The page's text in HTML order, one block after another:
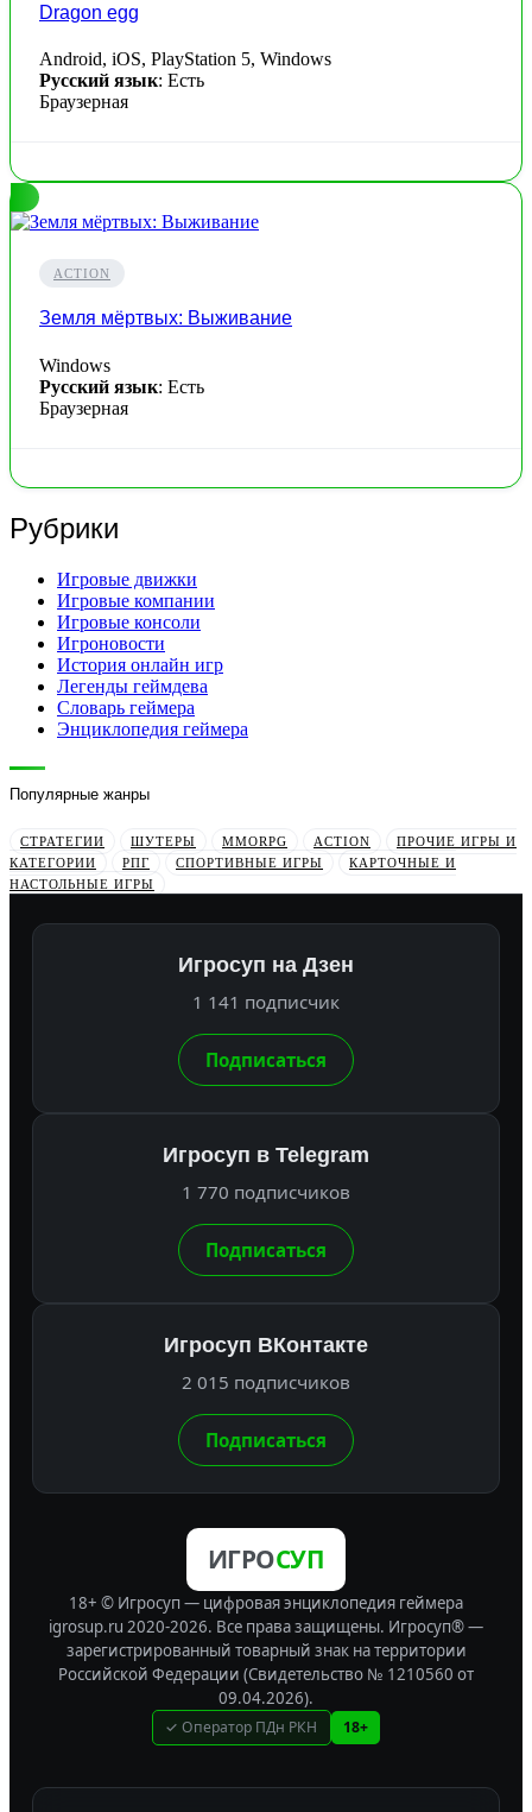
Dragon egg
Android, iOS, PlayStation 5, Windows
Русский язык: Есть
Браузерная
ACTION
Земля мёртвых: Выживание
Windows
Русский язык: Есть
Браузерная
Рубрики
Игровые движки
Игровые компании
Игровые консоли
Игроновости
История онлайн игр
Легенды геймдева
Словарь геймера
Энциклопедия геймера
Популярные жанры
СТРАТЕГИИ ШУТЕРЫ MMORPG ACTION
ПРОЧИЕ ИГРЫ И
КАТЕГОРИИ
РПГ СПОРТИВНЫЕ ИГРЫ
КАРТОЧНЫЕ И
НАСТОЛЬНЫЕ ИГРЫ
Игросуп на Дзен
1 141 подписчик
Подписаться
Игросуп в Telegram
1 770 подписчиков
Подписаться
Игросуп ВКонтакте
2 015 подписчиков
Подписаться
ИГРОСУП
18+ © Игросуп — цифровая энциклопедия геймера
igrosup.ru 2020-2026. Все права защищены. Игросуп® —
зарегистрированный товарный знак на территории
Российской Федерации (Свидетельство № 1210560 от
09.04.2026).
✓ Оператор ПДн РКН 18+